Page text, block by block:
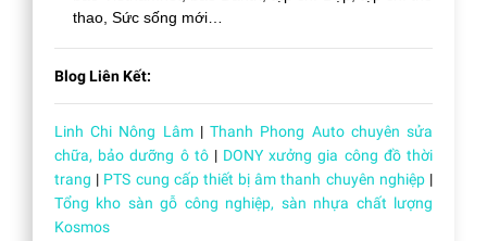
thao, Sức sống mới…
Blog Liên Kết:
Linh Chi Nông Lâm|Thanh Phong Auto chuyên sửa
chữa, bảo dưỡng ô tô| DONY xưởng gia công đồ thời
trang | PTS cung cấp thiết bị âm thanh chuyên nghiệp|
Tổng kho sàn gỗ công nghiệp, sàn nhựa chất lượng
Kosmos